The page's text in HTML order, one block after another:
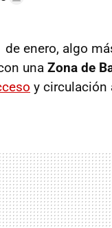
de enero, algo
una Zona de
y circulación